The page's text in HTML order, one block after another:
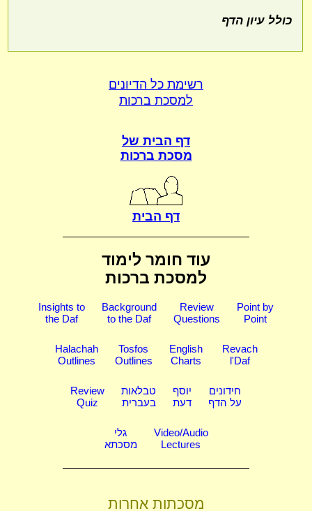
כולל עיון הדף
רשימת כל הדיונים
למסכת ברכות
דף הבית של
מסכת ברכות
דף הבית
עוד חומר לימוד
למסכת ברכות
Insights to
the Daf
Background
to the Daf
Review
Questions
Point by
Point
Halachah
Outlines
Tosfos
Outlines
English
Charts
Revach
l'Daf
Review
Quiz
טבלאות
בעברית
יוסף
דעת
חידונים
על הדף
גלי
מסכתא
Video/Audio
Lectures
מסכתות אחרות